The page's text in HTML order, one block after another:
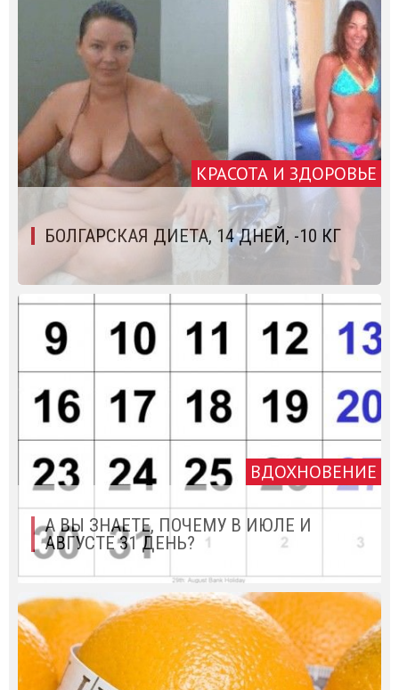
КРАСОТА И ЗДОРОВЬЕ
БОЛГАРСКАЯ ДИЕТА, 14 ДНЕЙ, -10 КГ
ВДОХНОВЕНИЕ
А ВЫ ЗНАЕТЕ, ПОЧЕМУ В ИЮЛЕ И
АВГУСТЕ 31 ДЕНЬ?